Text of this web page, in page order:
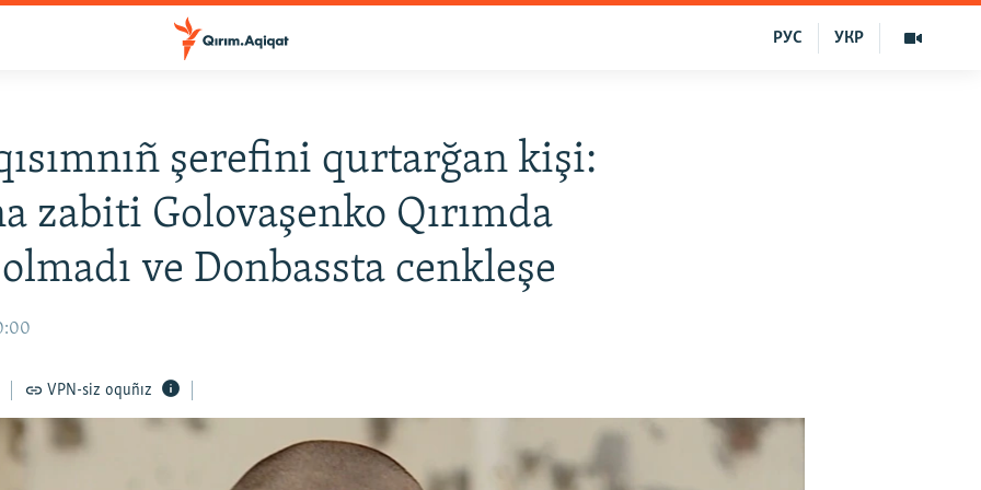
УКР
РУС
şerefini qurtarğan kişi:
zabiti Golovaşenko Qırımda
ve Donbassta cenkleşe
VPN-siz oquñız